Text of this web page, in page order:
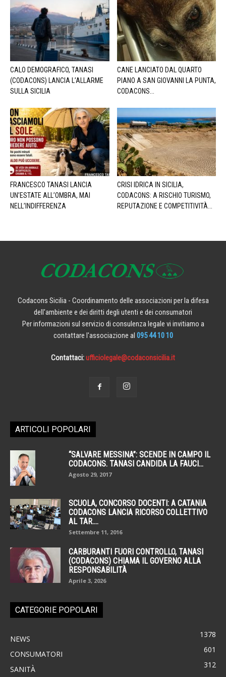
CALO DEMOGRAFICO, TANASI
(CODACONS) LANCIA L’ALLARME
SULLA SICILIA
CANE LANCIATO DAL QUARTO
PIANO A SAN GIOVANNI LA PUNTA,
CODACONS...
FRANCESCO TANASI LANCIA
UN’ESTATE ALL’OMBRA, MAI
NELL’INDIFFERENZA
CRISI IDRICA IN SICILIA,
CODACONS: A RISCHIO TURISMO,
REPUTAZIONE E COMPETITIVITÀ...
Codacons Sicilia - Coordinamento delle associazioni per la difesa
dell'ambiente e dei diritti degli utenti e dei consumatori
Per informazioni sul servizio di consulenza legale vi invitiamo a
contattare l'associazione al 095 44 10 10
Contattaci:ufficiolegale@codaconsicilia.it
ARTICOLI POPOLARI
“SALVARE MESSINA”: SCENDE IN CAMPO IL
CODACONS. TANASI CANDIDA LA FAUCI...
Agosto 29, 2017
SCUOLA, CONCORSO DOCENTI: A CATANIA
CODACONS LANCIA RICORSO COLLETTIVO
AL TAR....
Settembre 11, 2016
CARBURANTI FUORI CONTROLLO, TANASI
(CODACONS) CHIAMA IL GOVERNO ALLA
RESPONSABILITÀ
Aprile 3, 2026
CATEGORIE POPOLARI
NEWS 1378
CONSUMATORI 601
SANITÀ
312